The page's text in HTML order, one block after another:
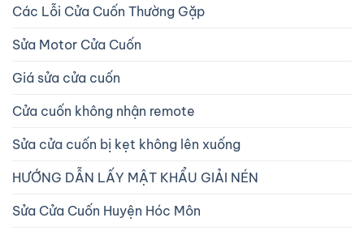
Các Lỗi Cửa Cuốn Thường Gặp
Sửa Motor Cửa Cuốn
Giá sửa cửa cuốn
Cửa cuốn không nhận remote
Sửa cửa cuốn bị kẹt không lên xuống
HƯỚNG DẪN LẤY MẬT KHẨU GIẢI NÉN
Sửa Cửa Cuốn Huyện Hóc Môn